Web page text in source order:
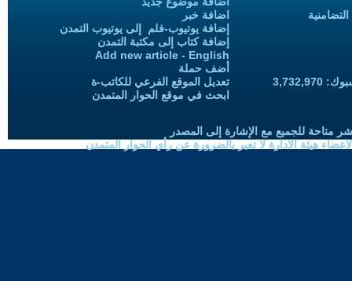
اضافة خبر
إضافة يوتيوب-فلم إلى يوتيوب التمدن
إضافة كتاب إلى مكتبة التمدن
Add new article - English
أضف حملة
تعديل الموقع الفرعي للكاتب-ة
ابحث في موقع الحوار المتمدن
متاحة للجميع مع الإشارة إلى المصدر
هيئة الادارة لا تعبر بالضرورة عن رأي الحوار المتمدن